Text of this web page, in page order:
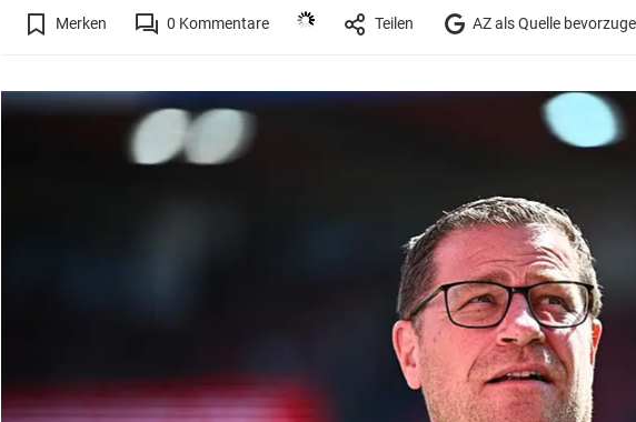
Merken 0 Kommentare Teilen AZ als Quelle